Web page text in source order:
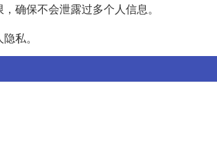
确保不会泄露过多个人信息。
私。